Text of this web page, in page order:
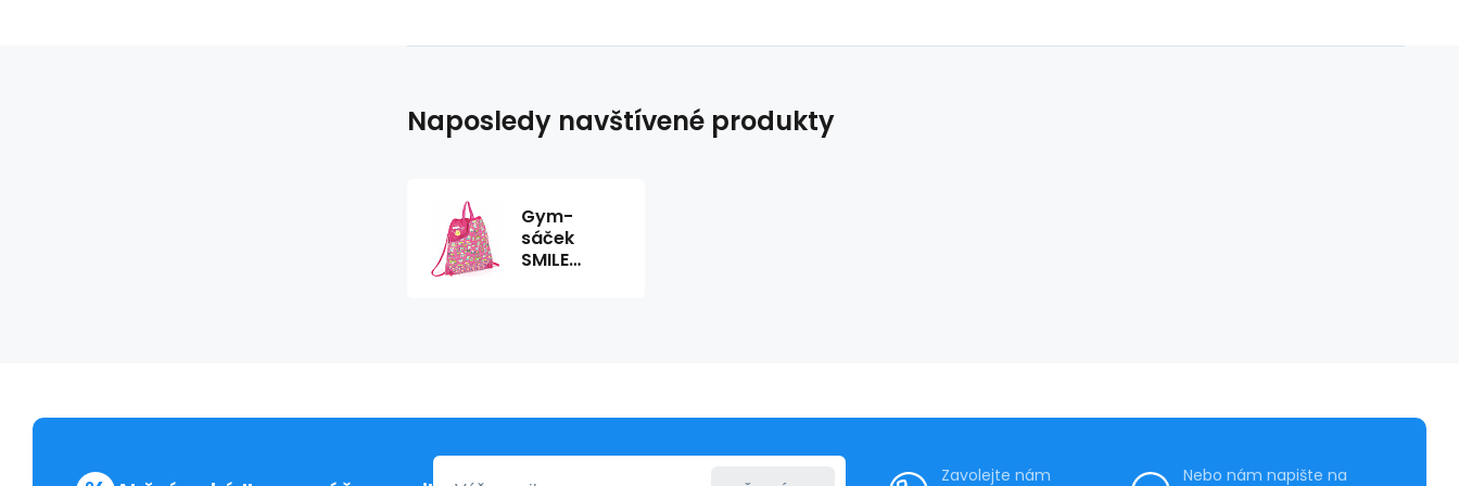
Naposledy navštívené produkty
Gym-
sáček
SMILE
Zavolejte nám Nebo nám napište na